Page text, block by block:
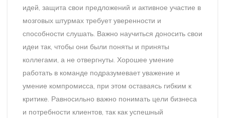
идей, защита свои предложений и активное участие в
мозговых штурмах требует уверенности и
способности слушать. Важно научиться доносить свои
идеи так, чтобы они были поняты и приняты
коллегами, а не отвергнуты. Хорошее умение
работать в команде подразумевает уважение и
умение компромисса, при этом оставаясь гибким к
критике. Равносильно важно понимать цели бизнеса
и потребности клиентов, так как успешный